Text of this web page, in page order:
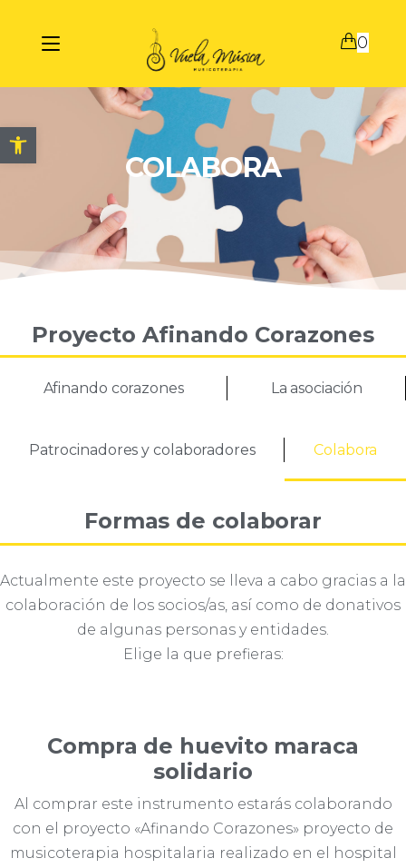
0
COLABORA
Proyecto Afinando Corazones
Afinando corazones La asociación
Patrocinadores y colaboradores Colabora
Formas de colaborar
Actualmente este proyecto se lleva a cabo gracias a la
colaboración de los socios/as, así como de donativos
de algunas personas y entidades.
Elige la que prefieras:
Compra de huevito maraca
solidario
Al comprar este instrumento estarás colaborando
con el proyecto «Afinando Corazones» proyecto de
musicoterapia hospitalaria realizado en el hospital
Abrir barra de herramientas